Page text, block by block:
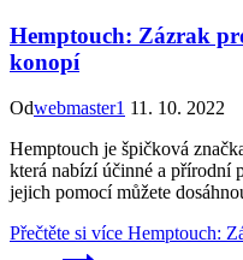
Hemptouch: Zázrak
konopí
Odwebmaster1 11. 10. 2022
Hemptouch je špičková
která nabízí účinné a přírodní
jejich pomocí můžete
Přečtěte si více Hemptouch: